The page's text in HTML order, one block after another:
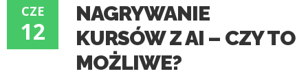
CZE
12
NAGRYWANIE
KURSÓW Z AI – CZY TO
MOŻLIWE?